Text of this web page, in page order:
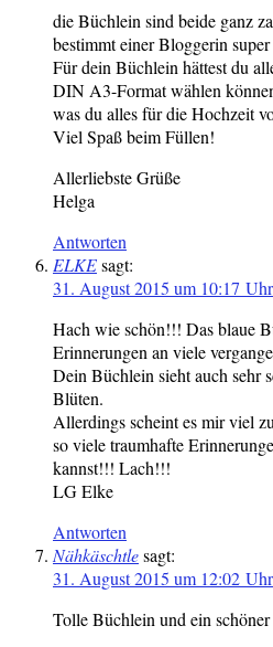
die Büchlein sind beide ganz
bestimmt einer Bloggerin
Für dein Büchlein hättest du
DIN A3-Format wählen
was du alles für die Hochzeit
Viel Spaß beim Füllen!
Allerliebste Grüße
Helga
Antworten
ELKEsagt:
31. August 2015 um 10:17 Uhr
Hach wie schön!!! Das blaue
Erinnerungen an viele
Dein Büchlein sieht auch sehr
Blüten.
Allerdings scheint es mir viel
so viele traumhafte
kannst!!! Lach!!!
LG Elke
Antworten
Nähkäschtlesagt:
31. August 2015 um 12:02 Uhr
Tolle Büchlein und ein